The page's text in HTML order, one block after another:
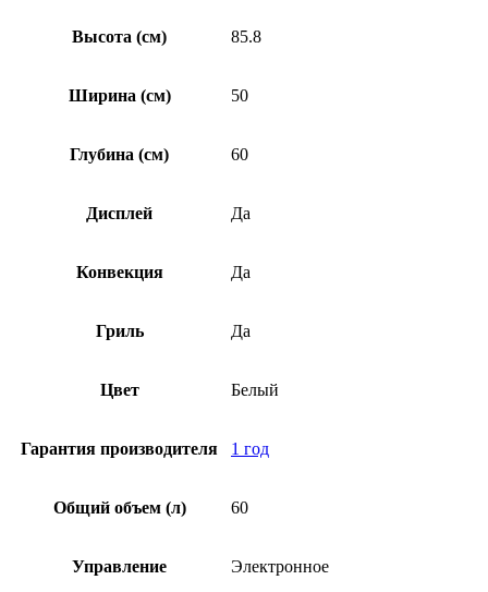
Высота (см) 85.8
Ширина (см) 50
Глубина (см) 60
Дисплей Да
Конвекция Да
Гриль Да
Цвет Белый
Гарантия производителя 1 год
Общий объем (л) 60
Управление Электронное